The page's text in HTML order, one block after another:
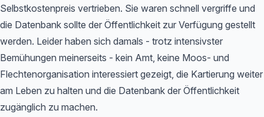
Selbstkostenpreis vertrieben. Sie waren schnell vergriffe und
die Datenbank sollte der Öffentlichkeit zur Verfügung gestellt
werden. Leider haben sich damals - trotz intensivster
Bemühungen meinerseits - kein Amt, keine Moos- und
Flechtenorganisation interessiert gezeigt, die Kartierung weiter
am Leben zu halten und die Datenbank der Öffentlichkeit
zugänglich zu machen.